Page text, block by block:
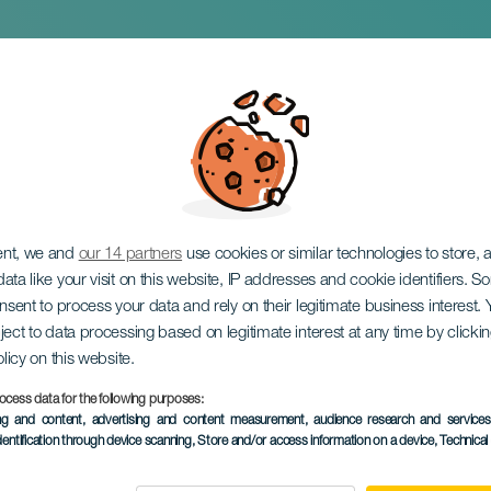
we and our 14 partners use cookies or similar technologies to store,
like your visit on this website, IP addresses and cookie identifiers.
to process your data and rely on their legitimate business interest.
to data processing based on legitimate interest at any time by
on this website.
data for the following purposes:
and content, advertising and content measurement, audience research and
through device scanning, Store and/or access information on a device,
Especie en